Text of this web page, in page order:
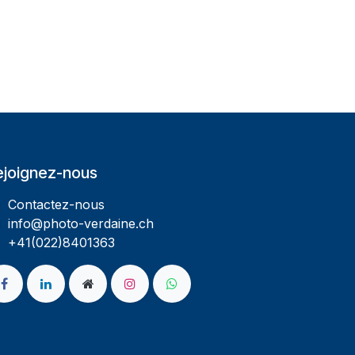
nous
Contactez-nous
info@photo-verdaine.ch​
​​+41(022)8401363